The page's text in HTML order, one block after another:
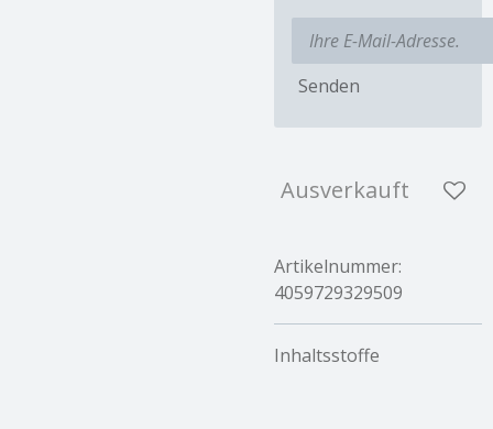
Senden
Ausverkauft
Artikelnummer:
4059729329509
Inhaltsstoffe